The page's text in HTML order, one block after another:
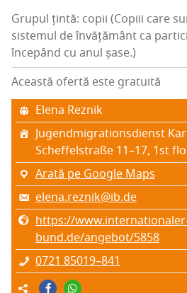
Grupul țintă: copii (Copiii care
sistemul de învățământ ca
începând cu anul șase.)
Această ofertă este gratuită
Ele­na Reznik
Jugend­mi­gra­tion­sdien­st
Sche­ffels­tra­ße 11–17, 1st
Arată pe Google Maps
elena.reznik@ib.de
https://
bund.de/angebot/5858
0721 85019–841